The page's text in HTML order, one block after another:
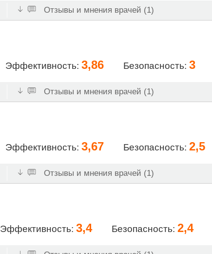
Отзывы и мнения врачей (1)
Эффективность: 3,86 Безопасность: 3
Отзывы и мнения врачей (1)
Эффективность: 3,67 Безопасность: 2,5
Отзывы и мнения врачей (1)
Эффективность: 3,4 Безопасность: 2,4